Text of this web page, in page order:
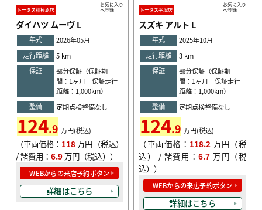
トータス相模原店
お気に入り
へ登録
ダイハツ ムーヴ L
年式
2026年05月
走行距離
5 km
保証
部分保証（保証期
間：1ヶ月 保証走行
距離：1,000km）
整備
定期点検整備なし
124.9 万円(税込)
（車両価格： 118万円（税込）
/ 諸費用：6.9万円（税込））
WEBからの来店予約ボタン
詳細はこちら
トータス平塚店
お気に入り
へ登録
スズキ アルト L
年式
2025年10月
走行距離
3 km
保証
部分保証（保証期
間：1ヶ月 保証走行
距離：1,000km）
整備
定期点検整備なし
124.9 万円(税込)
（車両価格： 118.2 万円（税
込） / 諸費用：6.7 万円（税
込））
WEBからの来店予約ボタン
詳細はこちら